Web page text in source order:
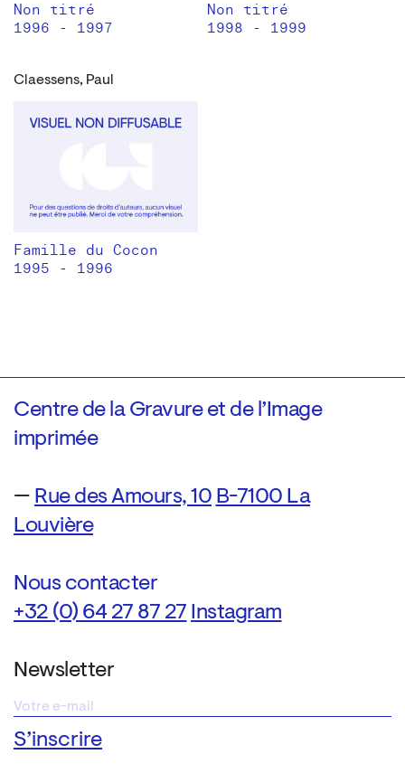
Non titré
1996 - 1997
Non titré
1998 - 1999
Claessens, Paul
Famille du Cocon
1995 - 1996
Centre de la Gravure et de l’Image
imprimée
— Rue des Amours, 10 B-7100 La
Louvière
Nous contacter
+32 (0) 64 27 87 27 Instagram
Newsletter